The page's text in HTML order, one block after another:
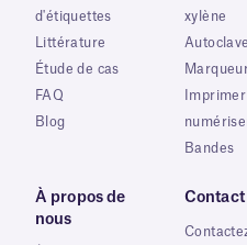
d'étiquettes
Littérature
Étude de cas
FAQ
Blog
xylène
Autoclave
Bandes
À propos de
nous
Contact